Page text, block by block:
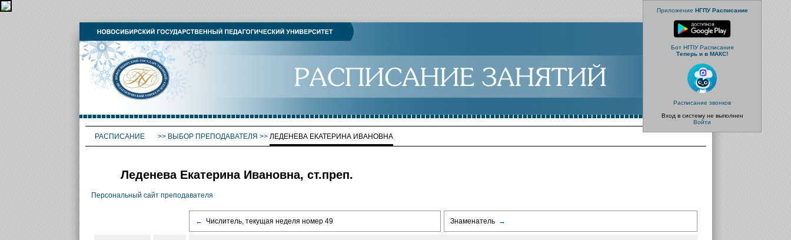
Приложение НГПУ Расписание
Бот НГПУ Расписания
Теперь и в МАКС!
Расписание звонков
Вход в систему не выполнен
Войти
РАСПИСАНИЕ >> ВЫБОР ПРЕПОДАВАТЕЛЯ >> ЛЕДЕНЕВА ЕКАТЕРИНА ИВАНОВНА
Леденева Екатерина Ивановна, ст.преп.
Персональный сайт преподавателя
← Числитель, текущая неделя номер 49 Знаменатель →